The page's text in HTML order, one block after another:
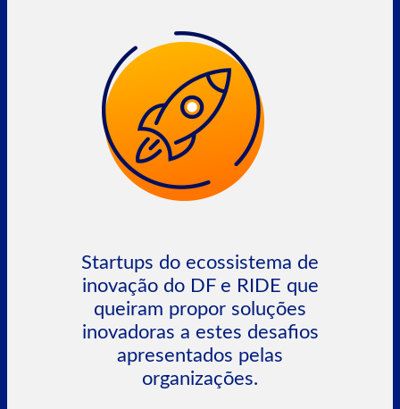
Startups do ecossistema de
inovação do DF e RIDE que
queiram propor soluções
inovadoras a estes desafios
apresentados pelas
organizações.